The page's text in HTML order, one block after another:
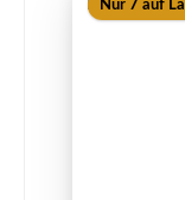
Nur 7 auf